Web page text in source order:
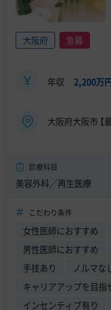
大阪府 急募
年収 2,200万
大阪府大阪市 【
診療科目
美容外科／再生医療
こだわり条件
女性医師におすすめ
男性医師におすすめ
手技あり
ノルマな
キャリアアップを目指
インセンティブ有り